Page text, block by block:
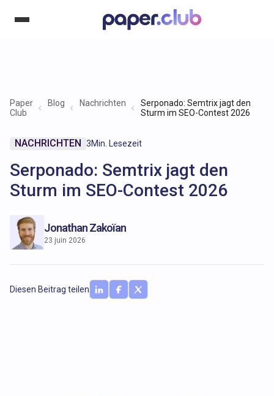
Paper
Club
Blog Nachrichten
Serponado: Semtrix jagt den
Sturm im SEO-Contest 2026
NACHRICHTEN 3Min. Lesezeit
Serponado: Semtrix jagt den
Sturm im SEO-Contest 2026
Jonathan Zakoïan
23 juin 2026
Diesen Beitrag teilen